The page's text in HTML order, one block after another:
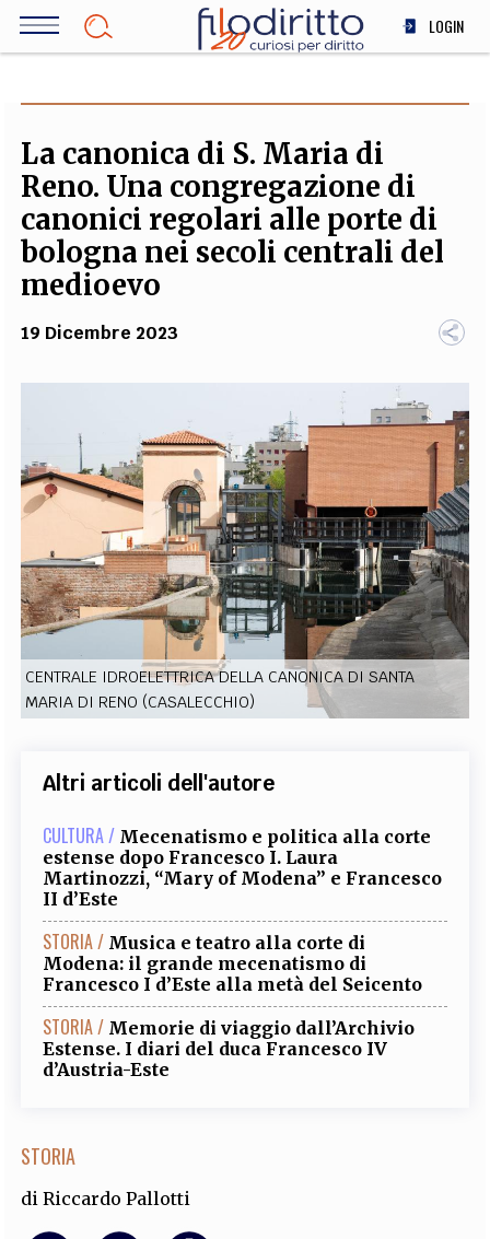
Salta
LOGIN
SOCIETÀ
MEDICINA
SCIENZA
STORIA E FILOSOFIA
FILODIRITTO REDAZIONE COMITATO SCIENTIFICO AUTORI CURATORI
FOTOGRAFI PARTNER COLLABORA CON NOI
EXTRA
CODICI RUBRICHE LIBRI PROCEEDINGS PUBBLICITÀ CONTATTI
SOCIAL MEDIA
La canonica di S. Maria di
Reno. Una congregazione di
canonici regolari alle porte di
bologna nei secoli centrali del
medioevo
19 Dicembre 2023
CENTRALE IDROELETTRICA DELLA CANONICA DI SANTA
MARIA DI RENO (CASALECCHIO)
Altri articoli dell'autore
CULTURA / Mecenatismo e politica alla corte
estense dopo Francesco I. Laura
Martinozzi, “Mary of Modena” e Francesco
II d’Este
STORIA / Musica e teatro alla corte di
Modena: il grande mecenatismo di
Francesco I d’Este alla metà del Seicento
STORIA / Memorie di viaggio dall’Archivio
Estense. I diari del duca Francesco IV
d’Austria-Este
STORIA
diRiccardo Pallotti